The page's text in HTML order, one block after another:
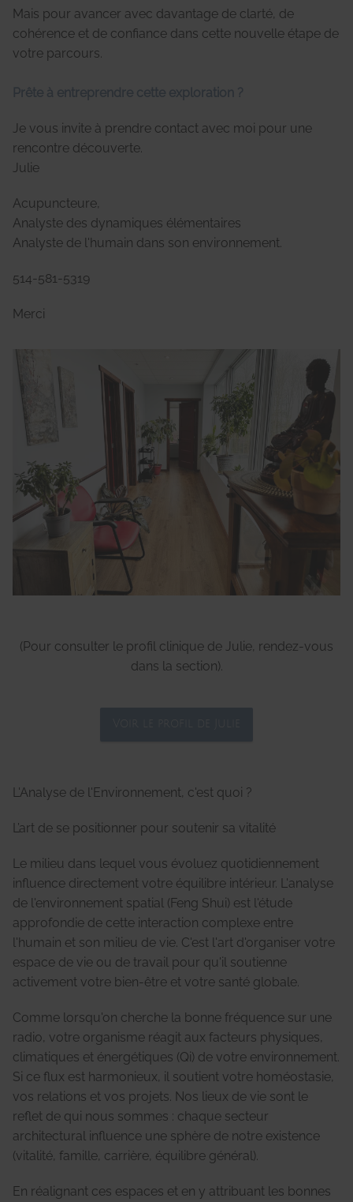
Mais pour avancer avec davantage de clarté, de
cohérence et de confiance dans cette nouvelle étape de
votre parcours.
Prête à entreprendre cette exploration ?
Je vous invite à prendre contact avec moi pour une
rencontre découverte.
Julie
Acupuncteure,
Analyste des dynamiques élémentaires
Analyste de l'humain dans son environnement.
514-581-5319
Merci
(Pour consulter le profil clinique de Julie, rendez-vous
dans la section).
L'Analyse de l'Environnement, c'est quoi ?
L’art de se positionner pour soutenir sa vitalité
Le milieu dans lequel vous évoluez quotidiennement
influence directement votre équilibre intérieur. L'analyse
de l'environnement spatial (Feng Shui) est l'étude
approfondie de cette interaction complexe entre
l'humain et son milieu de vie. C'est l'art d'organiser votre
espace de vie ou de travail pour qu'il soutienne
activement votre bien-être et votre santé globale.
Comme lorsqu'on cherche la bonne fréquence sur une
radio, votre organisme réagit aux facteurs physiques,
climatiques et énergétiques (Qi) de votre environnement.
Si ce flux est harmonieux, il soutient votre homéostasie,
vos relations et vos projets. Nos lieux de vie sont le
reflet de qui nous sommes : chaque secteur
architectural influence une sphère de notre existence
(vitalité, famille, carrière, équilibre général).
En réalignant ces espaces et en y attribuant les bonnes